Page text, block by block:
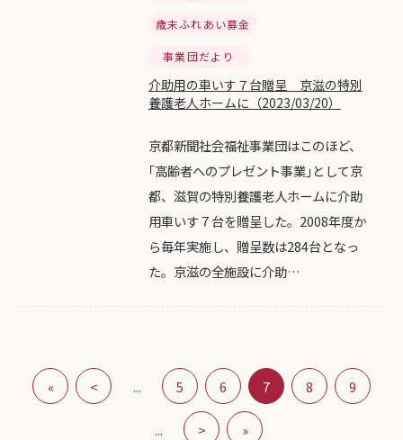
歳末ふれあい募金
事業団だより
介助用の車いす７台贈呈 京滋の特別
養護老人ホームに（2023/03/20）
京都新聞社会福祉事業団はこのほど、
｢高齢者へのプレゼント事業｣として京
都、滋賀の特別養護老人ホームに介助
用車いす７台を贈呈した。2008年度か
ら毎年実施し、贈呈数は284台となっ
た。京滋の全施設に介助…
« < ... 5 6 7 8 9
... > »